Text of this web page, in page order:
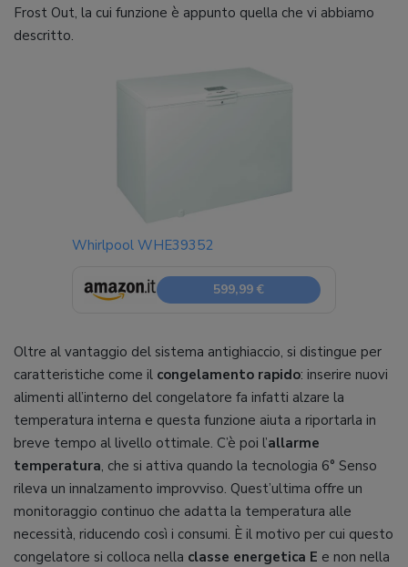
Frost Out, la cui funzione è appunto quella che vi abbiamo
descritto.
Whirlpool WHE39352
599,99 €
Oltre al vantaggio del sistema antighiaccio, si distingue per
caratteristiche come il congelamento rapido: inserire nuovi
alimenti all’interno del congelatore fa infatti alzare la
temperatura interna e questa funzione aiuta a riportarla in
breve tempo al livello ottimale. C’è poi l’allarme
temperatura, che si attiva quando la tecnologia 6° Senso
rileva un innalzamento improvviso. Quest’ultima offre un
monitoraggio continuo che adatta la temperatura alle
necessità, riducendo così i consumi. È il motivo per cui questo
congelatore si colloca nella classe energetica E e non nella